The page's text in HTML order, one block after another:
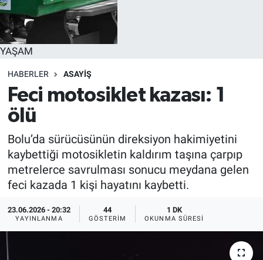
YAŞAM
HABERLER ASAYİŞ
Feci motosiklet kazası: 1
ölü
Bolu’da sürücüsünün direksiyon hakimiyetini
kaybettiği motosikletin kaldırım taşına çarpıp
metrelerce savrulması sonucu meydana gelen
feci kazada 1 kişi hayatını kaybetti.
23.06.2026 - 20:32
YAYINLANMA
44
GÖSTERIM
1 DK
OKUNMA SÜRESI